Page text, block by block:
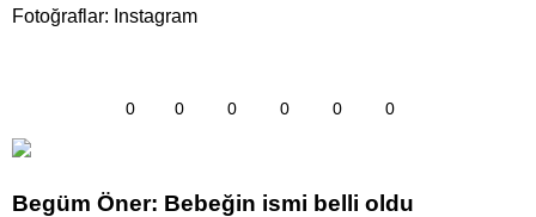
Fotoğraflar: Instagram
0 0 0 0 0 0
Begüm Öner: Bebeğin ismi belli oldu